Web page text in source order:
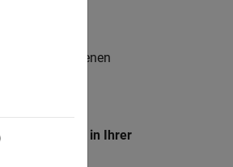
keine offenen
in Ihrer